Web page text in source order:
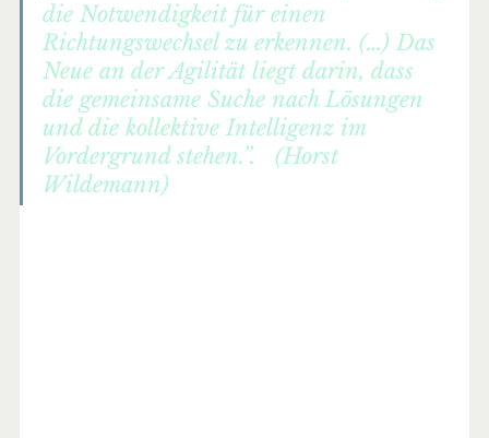
die Notwendigkeit für einen
Richtungswechsel zu erkennen. (…) Das
Neue an der Agilität liegt darin, dass
die gemeinsame Suche nach Lösungen
und die kollektive Intelligenz im
Vordergrund stehen.”.   (Horst
Wildemann)